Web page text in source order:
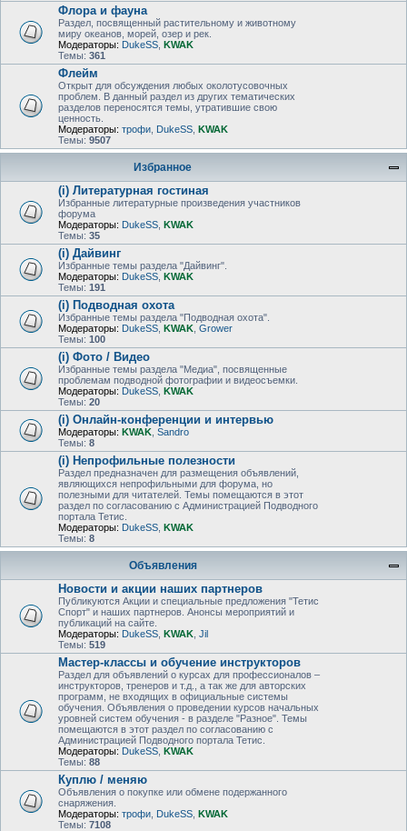
Флора и фауна
Раздел, посвященный растительному и животному
миру океанов, морей, озер и рек.
Модераторы: DukeSS KWAK
Темы: 361
Флейм
Открыт для обсуждения любых околотусовочных
проблем. В данный раздел из других тематических
разделов переносятся темы, утратившие свою
ценность.
Модераторы: трофи DukeSS KWAK
Темы: 9507
Избранное
(i) Литературная гостиная
Избранные литературные произведения участников
форума
Модераторы: DukeSS KWAK
Темы: 35
(i) Дайвинг
Избранные темы раздела "Дайвинг".
Модераторы: DukeSS KWAK
Темы: 191
(i) Подводная охота
Избранные темы раздела "Подводная охота".
Модераторы: DukeSS KWAK Grower
Темы: 100
(i) Фото / Видео
Избранные темы раздела "Медиа", посвященные
проблемам подводной фотографии и видеосъемки.
Модераторы: DukeSS KWAK
Темы: 20
(i) Онлайн-конференции и интервью
Модераторы: KWAK Sandro
Темы: 8
(i) Непрофильные полезности
Раздел предназначен для размещения объявлений,
являющихся непрофильными для форума, но
полезными для читателей. Темы помещаются в этот
раздел по согласованию с Администрацией Подводного
портала Тетис.
Модераторы: DukeSS KWAK
Темы: 8
Объявления
Новости и акции наших партнеров
Публикуются Акции и специальные предложения "Тетис
Спорт" и наших партнеров. Анонсы мероприятий и
публикаций на сайте.
Модераторы: DukeSS KWAK Jil
Темы: 519
Мастер-классы и обучение инструкторов
Раздел для объявлений о курсах для профессионалов –
инструкторов, тренеров и т.д., а так же для авторских
программ, не входящих в официальные системы
обучения. Объявления о проведении курсов начальных
уровней систем обучения - в разделе "Разное". Темы
помещаются в этот раздел по согласованию с
Администрацией Подводного портала Тетис.
Модераторы: DukeSS KWAK
Темы: 88
Куплю / меняю
Объявления о покупке или обмене подержанного
снаряжения.
Модераторы: трофи DukeSS KWAK
Темы: 7108